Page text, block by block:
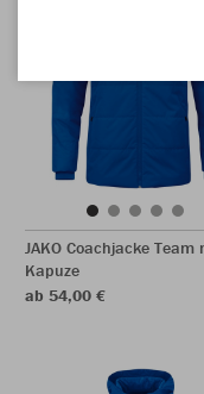
JAKO Coachjacke Team
Kapuze
ab 54,00 €